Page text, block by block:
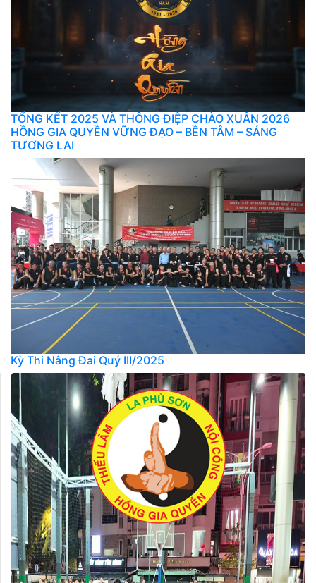
TỔNG KẾT 2025 VÀ THÔNG ĐIỆP CHÀO XUÂN 2026
HỒNG GIA QUYỀN VỮNG ĐẠO – BỀN TÂM – SÁNG
TƯƠNG LAI
Kỳ Thi Nâng Đai Quý III/2025